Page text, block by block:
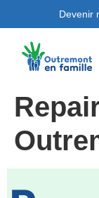
Devenir